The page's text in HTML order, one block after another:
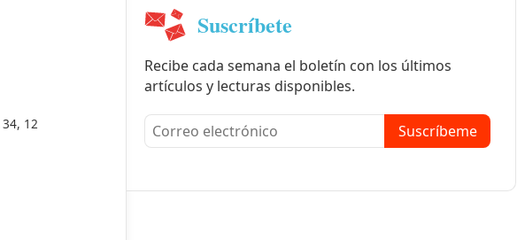
12
Suscríbete
Recibe cada semana el boletín con los últimos
artículos y lecturas disponibles.
Suscríbeme